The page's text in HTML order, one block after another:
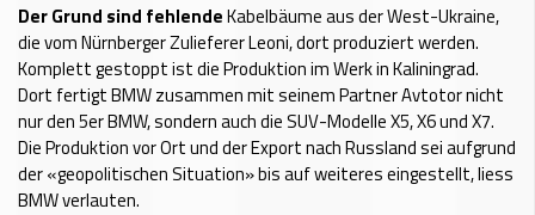
Der Grund sind fehlendeKabelbäume aus der West-Ukraine,
die vom Nürnberger Zulieferer Leoni, dort produziert werden.
Komplett gestoppt ist die Produktion im Werk in Kaliningrad.
Dort fertigt BMW zusammen mit seinem Partner Avtotor nicht
nur den 5er BMW, sondern auch die SUV-Modelle X5, X6 und X7.
Die Produktion vor Ort und der Export nach Russland sei aufgrund
der «geopolitischen Situation» bis auf weiteres eingestellt, liess
BMW verlauten.